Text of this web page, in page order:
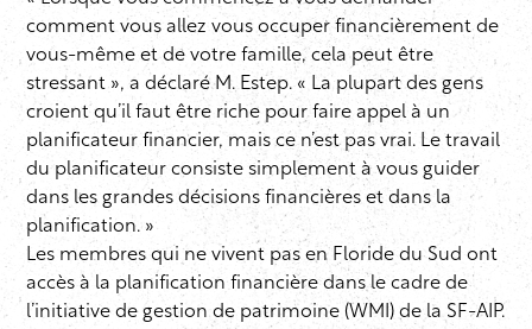
comment vous allez vous occuper financièrement de
vous-même et de votre famille, cela peut être
stressant », a déclaré M. Estep. « La plupart des gens
croient qu’il faut être riche pour faire appel à un
planificateur financier, mais ce n’est pas vrai. Le travail
du planificateur consiste simplement à vous guider
dans les grandes décisions financières et dans la
planification. »
Les membres qui ne vivent pas en Floride du Sud ont
accès à la planification financière dans le cadre de
l’initiative de gestion de patrimoine (WMI) de la SF-AIP.